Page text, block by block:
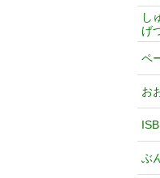
し
げ
ペ
お
ぶ